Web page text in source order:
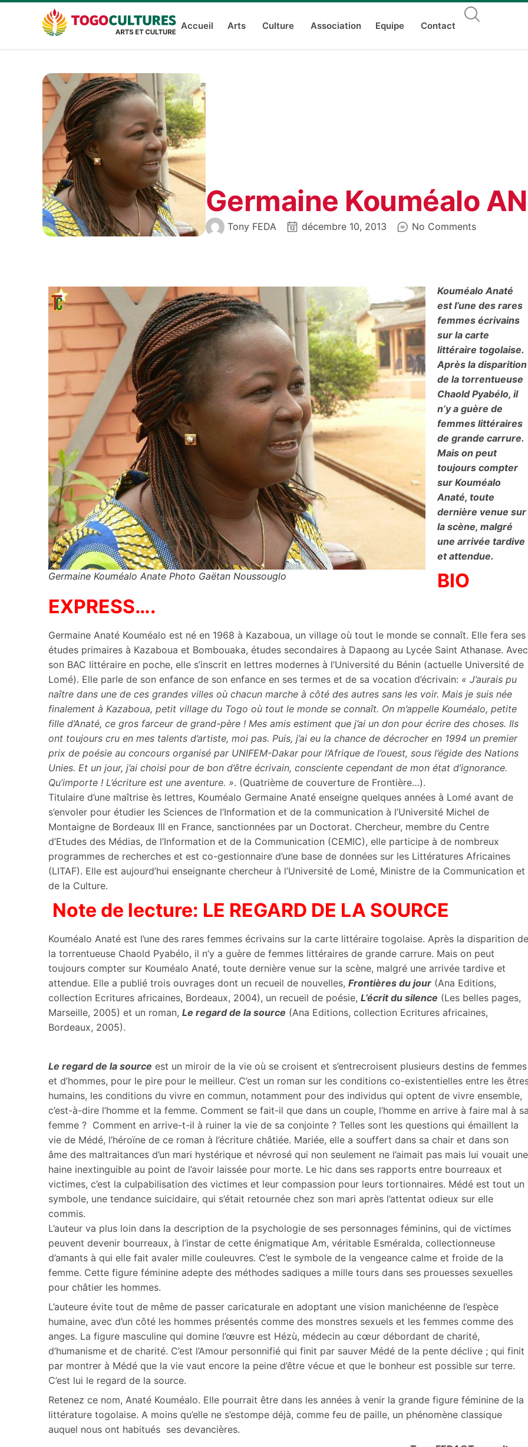
Accueil Arts Culture Association Equipe Contact
Germaine Kouméalo
Tony FEDA décembre 10, 2013 No Comments
Germaine Kouméalo Anate Photo Gaëtan Noussouglo
Kouméalo Anaté
est l’une des rares
femmes écrivains
sur la carte
littéraire togolaise.
Après la disparition
de la torrentueuse
Chaold Pyabélo, il
n’y a guère de
femmes littéraires
de grande carrure.
Mais on peut
toujours compter
sur Kouméalo
Anaté, toute
dernière venue sur
la scène, malgré
une arrivée tardive
et attendue.
BIO
EXPRESS….
Germaine Anaté Kouméalo est né en 1968 à Kazaboua, un village où tout le monde se connaît. Elle fera ses
études primaires à Kazaboua et Bombouaka, études secondaires à Dapaong au Lycée Saint Athanase. Avec
son BAC littéraire en poche, elle s’inscrit en lettres modernes à l’Université du Bénin (actuelle Université de
Lomé). Elle parle de son enfance de son enfance en ses termes et de sa vocation d’écrivain: « J’aurais pu
naître dans une de ces grandes villes où chacun marche à côté des autres sans les voir. Mais je suis née
finalement à Kazaboua, petit village du Togo où tout le monde se connaît. On m’appelle Kouméalo, petite
fille d’Anaté, ce gros farceur de grand-père ! Mes amis estiment que j’ai un don pour écrire des choses. Ils
ont toujours cru en mes talents d’artiste, moi pas. Puis, j’ai eu la chance de décrocher en 1994 un premier
prix de poésie au concours organisé par UNIFEM-Dakar pour l’Afrique de l’ouest, sous l’égide des Nations
Unies. Et un jour, j’ai choisi pour de bon d’être écrivain, consciente cependant de mon état d’ignorance.
Qu’importe ! L’écriture est une aventure. ». (Quatrième de couverture de Frontière…).
Titulaire d’une maîtrise ès lettres, Kouméalo Germaine Anaté enseigne quelques années à Lomé avant de
s’envoler pour étudier les Sciences de l’Information et de la communication à l’Université Michel de
Montaigne de Bordeaux III en France, sanctionnées par un Doctorat. Chercheur, membre du Centre
d’Etudes des Médias, de l’Information et de la Communication (CEMIC), elle participe à de nombreux
programmes de recherches et est co-gestionnaire d’une base de données sur les Littératures Africaines
(LITAF). Elle est aujourd’hui enseignante chercheur à l’Université de Lomé, Ministre de la Communication et
de la Culture.
Note de lecture: LE REGARD DE LA SOURCE
Kouméalo Anaté est l’une des rares femmes écrivains sur la carte littéraire togolaise. Après la disparition de
la torrentueuse Chaold Pyabélo, il n’y a guère de femmes littéraires de grande carrure. Mais on peut
toujours compter sur Kouméalo Anaté, toute dernière venue sur la scène, malgré une arrivée tardive et
attendue. Elle a publié trois ouvrages dont un recueil de nouvelles, Frontières du jour (Ana Editions,
collection Ecritures africaines, Bordeaux, 2004), un recueil de poésie, L’écrit du silence (Les belles pages,
Marseille, 2005) et un roman, Le regard de la source (Ana Editions, collection Ecritures africaines,
Bordeaux, 2005).
Le regard de la source est un miroir de la vie où se croisent et s’entrecroisent plusieurs destins de femmes
et d’hommes, pour le pire pour le meilleur. C’est un roman sur les conditions co-existentielles entre les
humains, les conditions du vivre en commun, notamment pour des individus qui optent de vivre ensemble,
c’est-à-dire l’homme et la femme. Comment se fait-il que dans un couple, l’homme en arrive à faire mal à
femme ? Comment en arrive-t-il à ruiner la vie de sa conjointe ? Telles sont les questions qui émaillent la
vie de Médé, l’héroïne de ce roman à l’écriture châtiée. Mariée, elle a souffert dans sa chair et dans son
âme des maltraitances d’un mari hystérique et névrosé qui non seulement ne l’aimait pas mais lui vouait une
haine inextinguible au point de l’avoir laissée pour morte. Le hic dans ses rapports entre bourreaux et
victimes, c’est la culpabilisation des victimes et leur compassion pour leurs tortionnaires. Médé est tout un
symbole, une tendance suicidaire, qui s’était retournée chez son mari après l’attentat odieux sur elle
commis.
L’auteur va plus loin dans la description de la psychologie de ses personnages féminins, qui de victimes
peuvent devenir bourreaux, à l’instar de cette énigmatique Am, véritable Esméralda, collectionneuse
d’amants à qui elle fait avaler mille couleuvres. C’est le symbole de la vengeance calme et froide de la
femme. Cette figure féminine adepte des méthodes sadiques a mille tours dans ses prouesses sexuelles
pour châtier les hommes.
L’auteure évite tout de même de passer caricaturale en adoptant une vision manichéenne de l’espèce
humaine, avec d’un côté les hommes présentés comme des monstres sexuels et les femmes comme des
anges. La figure masculine qui domine l’œuvre est Hézù, médecin au cœur débordant de charité,
d’humanisme et de charité. C’est l’Amour personnifié qui finit par sauver Médé de la pente déclive ; qui finit
par montrer à Médé que la vie vaut encore la peine d’être vécue et que le bonheur est possible sur terre.
C’est lui le regard de la source.
Retenez ce nom, Anaté Kouméalo. Elle pourrait être dans les années à venir la grande figure féminine de la
littérature togolaise. A moins qu’elle ne s’estompe déjà, comme feu de paille, un phénomène classique
auquel nous ont habitués ses devancières.